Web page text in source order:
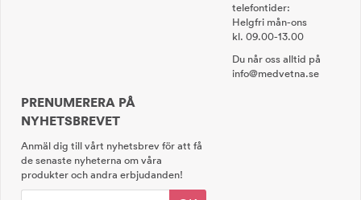
telefontider:
Helgfri mån-ons
kl. 09.00-13.00
Du når oss alltid på
info@medvetna.se
PRENUMERERA PÅ
NYHETSBREVET
Anmäl dig till vårt nyhetsbrev för att få
de senaste nyheterna om våra
produkter och andra erbjudanden!